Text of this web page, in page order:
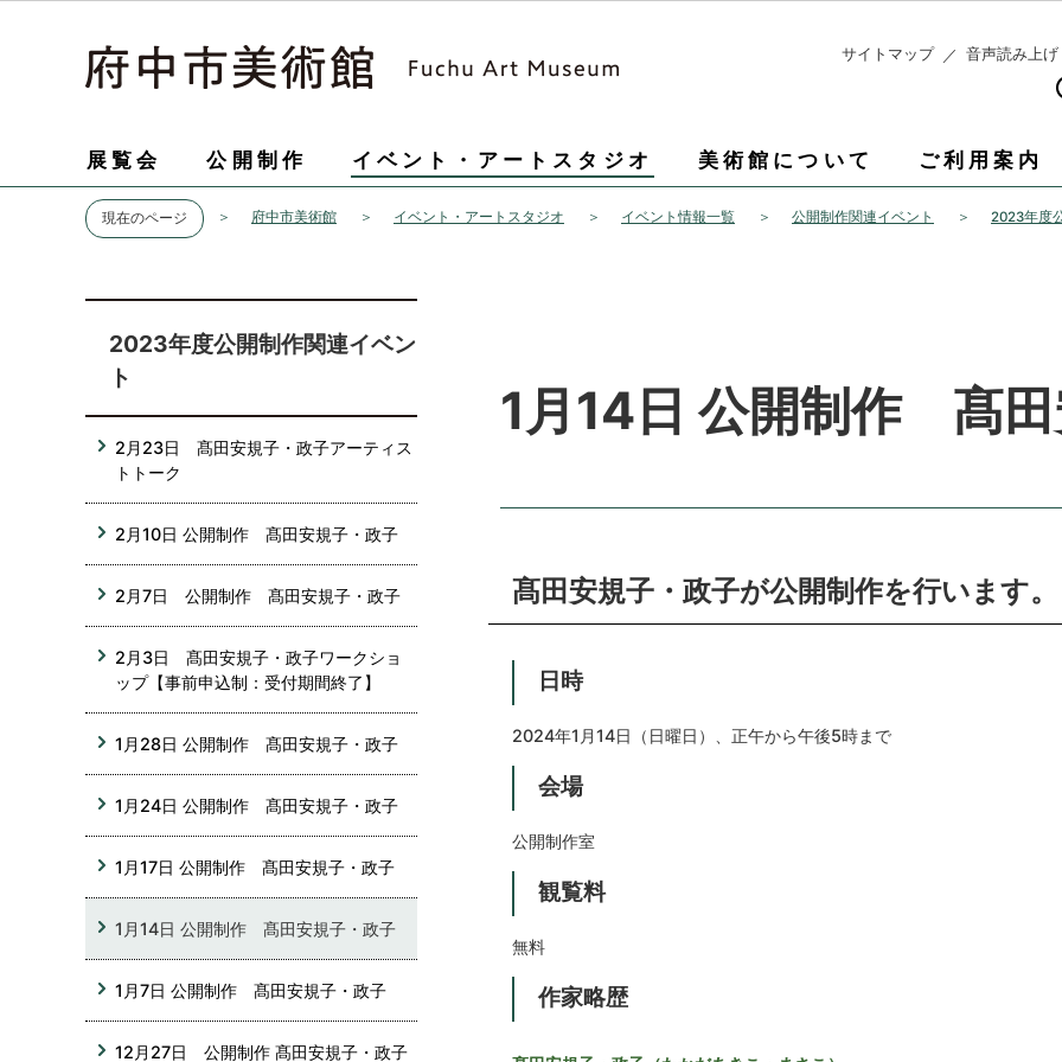
サイトマップ 音声読み上
展覧会 公開制作 イベント・アートスタジオ 美術館について ご利用案内
現在のページ 府中市美術館 イベント・アートスタジオ イベント情報一覧 公開制作関連イベント 2023年度
2023年度公開制作関連イベン
ト
2月23日 髙田安規子・政子アーティス
トトーク
2月10日 公開制作 髙田安規子・政子
2月7日 公開制作 髙田安規子・政子
2月3日 髙田安規子・政子ワークショ
ップ【事前申込制：受付期間終了】
1月28日 公開制作 髙田安規子・政子
1月24日 公開制作 髙田安規子・政子
1月17日 公開制作 髙田安規子・政子
1月14日 公開制作 髙田安規子・政子
1月7日 公開制作 髙田安規子・政子
12月27日 公開制作 髙田安規子・政子
1月14日 公開制作 髙
髙田安規子・政子が公開制作を行います。
日時
2024年1月14日（日曜日）、正午から午後5時まで
会場
公開制作室
観覧料
無料
作家略歴